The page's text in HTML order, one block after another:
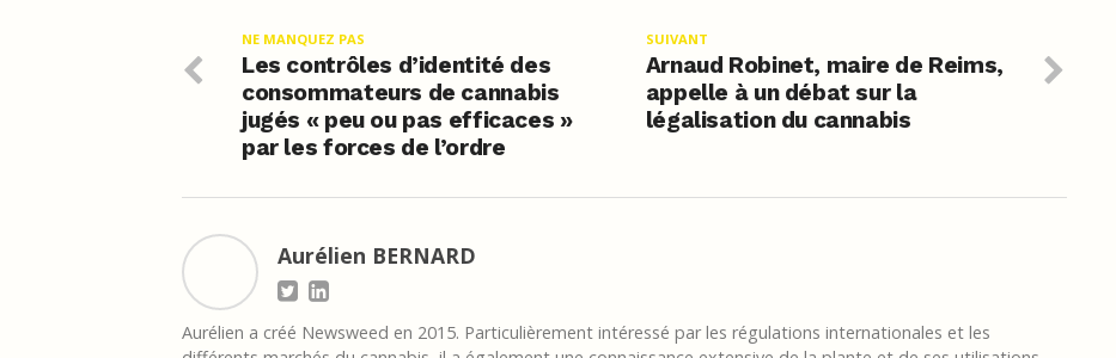
SUIVANT
Arnaud Robinet, maire de Reims,
appelle à un débat sur la
légalisation du cannabis
NE MANQUEZ PAS
Les contrôles d’identité des
consommateurs de cannabis
jugés « peu ou pas efficaces »
par les forces de l’ordre
Aurélien BERNARD
Aurélien a créé Newsweed en 2015. Particulièrement intéressé par les régulations internationales et les